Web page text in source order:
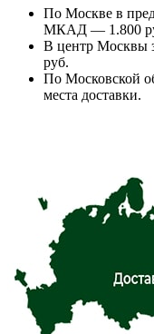
По Москве в
МКАД — 1.800
В центр Москвы
руб.
По Московской
места доставки.